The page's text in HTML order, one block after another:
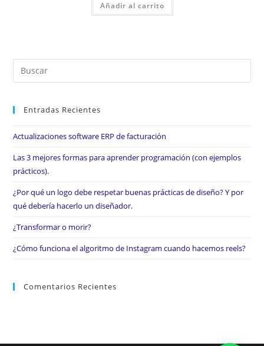
Añadir al carrito
Entradas Recientes
Actualizaciones software ERP de facturación
Las 3 mejores formas para aprender programación (con ejemplos
prácticos).
¿Por qué un logo debe respetar buenas prácticas de diseño? Y por
qué debería hacerlo un diseñador.
¿Transformar o morir?
¿Cómo funciona el algoritmo de Instagram cuando hacemos reels?
Comentarios Recientes